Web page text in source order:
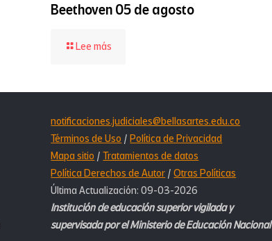
Beethoven 05 de agosto
Lee más
notificaciones.judiciales@bellasartes.edu.co
Términos de Uso /Política de Privacidad
Mapa sitio /Tratamientos de datos
Política Derechos de Autor /Otras Políticas
Última Actualización: 09-03-2026
Institución de educación superior vigilada y
supervisada por el Ministerio de Educación Nacional